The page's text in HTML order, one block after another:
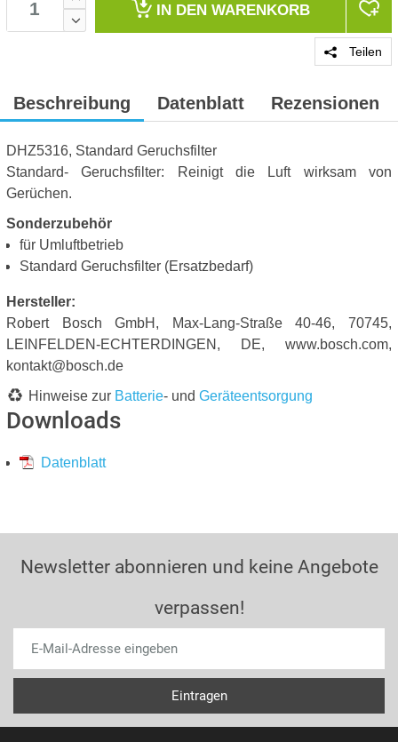
IN DEN WARENKORB
Teilen
Beschreibung Datenblatt Rezensionen
DHZ5316, Standard Geruchsfilter
Standard- Geruchsfilter: Reinigt die Luft wirksam von
Gerüchen.
Sonderzubehör
für Umluftbetrieb
Standard Geruchsfilter (Ersatzbedarf)
Hersteller:
Robert Bosch GmbH, Max-Lang-Straße 40-46, 70745,
LEINFELDEN-ECHTERDINGEN, DE, www.bosch.com,
kontakt@bosch.de
Hinweise zur Batterie- und Geräteentsorgung
Downloads
Datenblatt
Newsletter abonnieren und keine Angebote
verpassen!